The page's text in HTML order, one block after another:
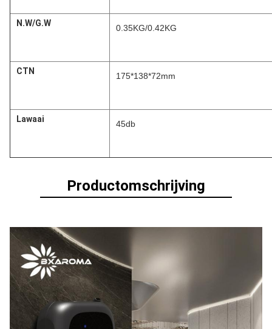
N.W/G.W 0.35KG/0.42KG
CTN 175*138*72mm
Lawaai 45db
Productomschrijving